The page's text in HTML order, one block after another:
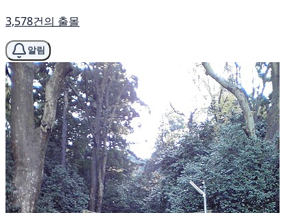
3,578건의 출몰
알림